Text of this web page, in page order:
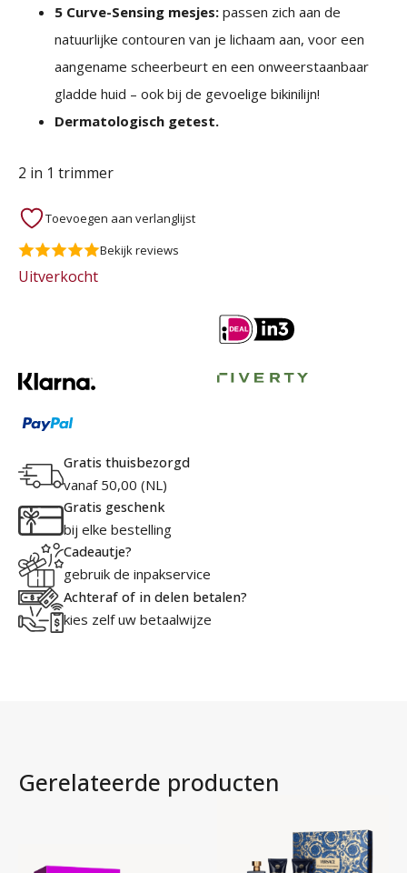
5 Curve-Sensing mesjes: passen zich aan de
natuurlijke contouren van je lichaam aan, voor een
aangename scheerbeurt en een onweerstaanbaar
gladde huid – ook bij de gevoelige bikinilijn!
Dermatologisch getest.
2 in 1 trimmer
Toevoegen aan verlanglijst
Bekijk reviews
Uitverkocht
Gratis thuisbezorgd
vanaf 50,00 (NL)
Gratis geschenk
bij elke bestelling
Cadeautje?
gebruik de inpakservice
Achteraf of in delen betalen?
kies zelf uw betaalwijze
Gerelateerde producten